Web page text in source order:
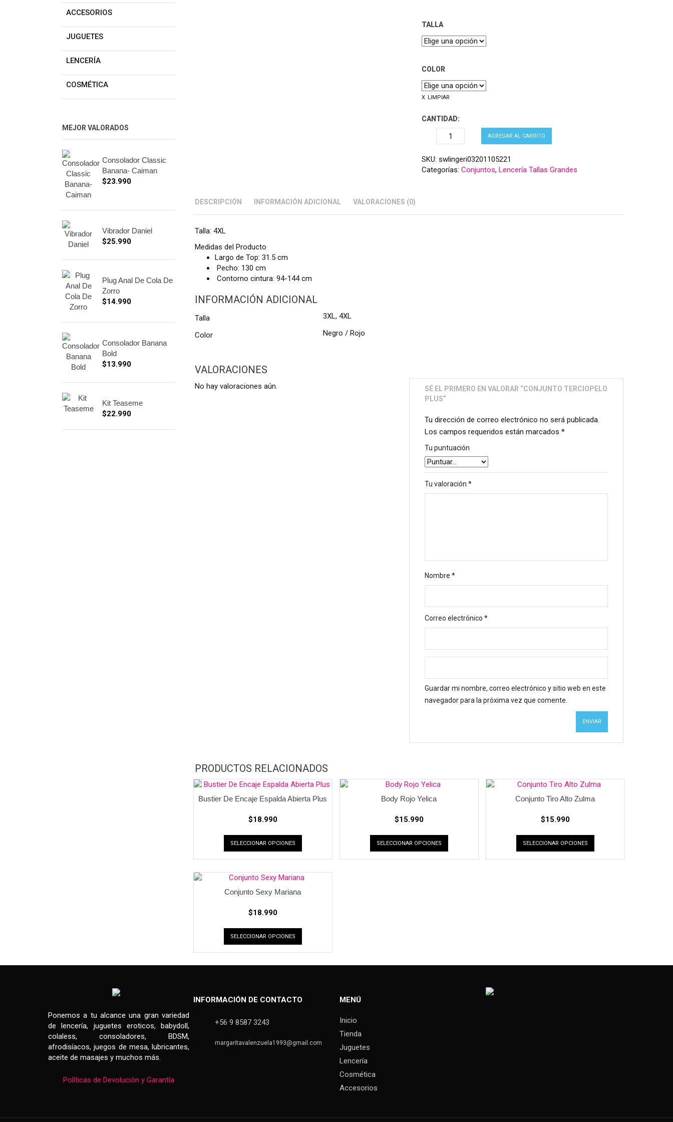
TALLA
COLOR
LIMPIAR
CANTIDAD:
AGREGAR AL CARRITO
SKU: swlingeri03201105221
Categorías: Conjuntos, Lencería Tallas Grandes
DESCRIPCIÓN INFORMACIÓN ADICIONAL VALORACIONES (0)
Talla: 4XL
Medidas del Producto
Largo de Top: 31.5 cm
Pecho: 130 cm
Contorno cintura: 94-144 cm
INFORMACIÓN ADICIONAL
Talla 3XL, 4XL
Color Negro / Rojo
VALORACIONES
No hay valoraciones aún.
SÉ EL PRIMERO EN VALORAR “CONJUNTO TERCIOPELO
PLUS”
Tu dirección de correo electrónico no será publicada.
Los campos requeridos están marcados *
Tu puntuación
Tu valoración *
Nombre *
Correo electrónico *
Guardar mi nombre, correo electrónico y sitio web en este
navegador para la próxima vez que comente.
PRODUCTOS RELACIONADOS
Bustier De Encaje Espalda Abierta Plus
$18.990
SELECCIONAR OPCIONES
Body Rojo Yelica
$15.990
SELECCIONAR OPCIONES
Conjunto Tiro Alto Zulma
$15.990
SELECCIONAR OPCIONES
Conjunto Sexy Mariana
$18.990
SELECCIONAR OPCIONES
ACCESORIOS
JUGUETES
LENCERÍA
COSMÉTICA
MEJOR VALORADOS
Consolador Classic
Banana- Caiman
$23.990
Vibrador Daniel
$25.990
Plug Anal De Cola De
Zorro
$14.990
Consolador Banana
Bold
$13.990
Kit Teaseme
$22.990
Ponemos a tu alcance una gran variedad
de lencería, juguetes eroticos, babydoll,
colaless, consoladores, BDSM,
afrodisíacos, juegos de mesa, lubricantes,
aceite de masajes y muchos más.
Políticas de Devolución y Garantía
INFORMACIÓN DE CONTACTO
+56 9 8587 3243
margaritavalenzuela1993@gmail.com
MENÚ
Inicio
Tienda
Juguetes
Lencería
Cosmética
Accesorios